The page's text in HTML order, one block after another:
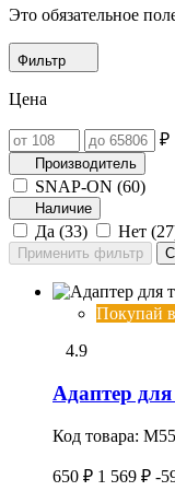
Это обязательное
Фильтр
Цена
₽
Производитель
SNAP-ON (60)
Наличие
Да (33) Нет (27
Покупай
4.9
Адаптер
Код товара:
650 ₽ 1 569 ₽ -